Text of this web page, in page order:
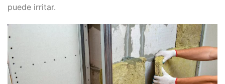
puede irritar.